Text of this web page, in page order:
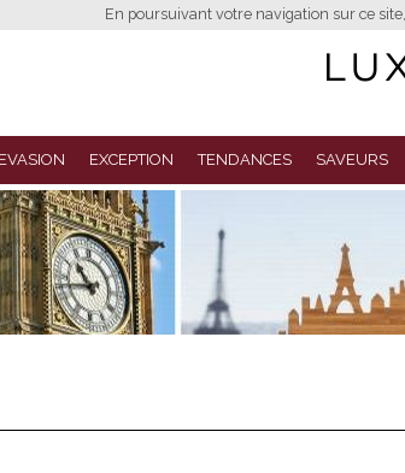
En poursuivant votre navigation sur ce
EVASION EXCEPTION TENDANCES SAVEURS